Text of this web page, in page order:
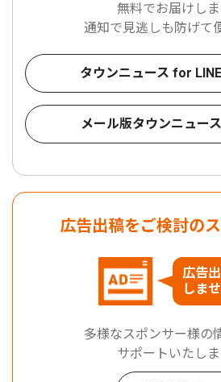
無料でお届けしま
通知で見逃しも防げて
タウンニュース for
メール版タウンニュー
広告出稿をご検討の
広告
しま
多様なスポンサー様の
サポートいたしま